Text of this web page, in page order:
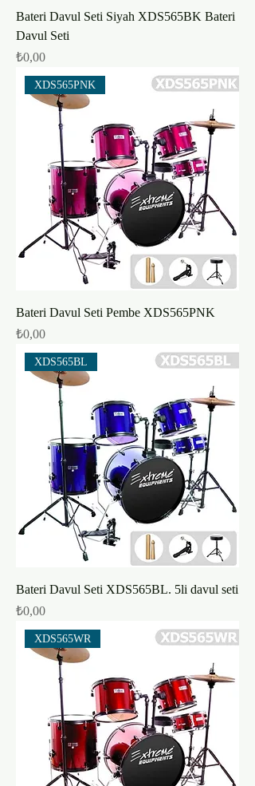
Bateri Davul Seti Siyah XDS565BK Bateri
Davul Seti
Fiyat
₺0,00
XDS565PNK
Bateri Davul Seti Pembe XDS565PNK
Fiyat
₺0,00
XDS565BL
Bateri Davul Seti XDS565BL. 5li davul seti
Fiyat
₺0,00
XDS565WR